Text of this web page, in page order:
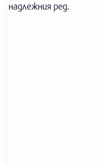
надлежния ред.